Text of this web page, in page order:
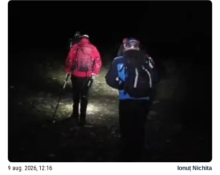
9 aug. 2026, 12:16 Ionuț Nichita